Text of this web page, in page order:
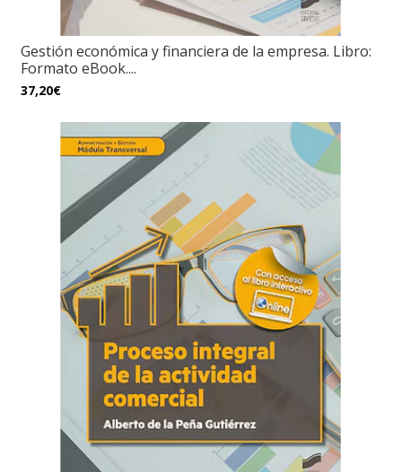
Gestión económica y financiera de la empresa. Libro:
Formato eBook....
37,20€